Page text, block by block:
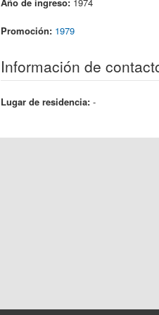
Promoción: 1979
Información de
Lugar de residencia: -